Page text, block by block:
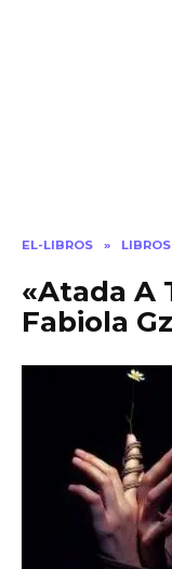
EL-LIBROS » LIBROS
«Atada A
Fabiola Gz